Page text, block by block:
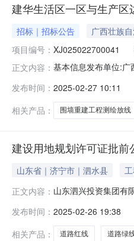
建华生活区一区与生产
招标｜招标公告 广西壮族
项目编号： XJ025022700041
正文内容： 基本信息发布单位:
1.0项1.0项可报价时
发布时间： 2025-02-27 10:11
相关产品：
围墙重建工程测绘放线
建设用地规划许可证批前
山东省｜济宁市｜泗水县
正文内容： 山东泗兴投资集团有
放弃听证权利。组织
2025年2月26日泗征
发布时间： 2025-02-26 19:38
相关产品：
道路红线 道路绿